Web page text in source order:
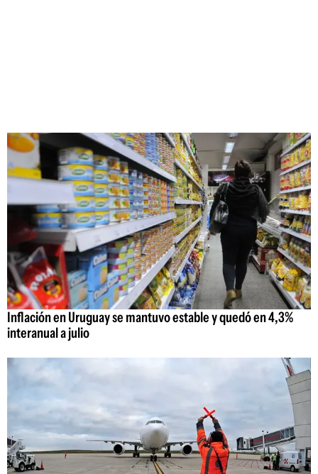
Inflación en Uruguay se mantuvo estable y quedó en 4,3%
interanual a julio